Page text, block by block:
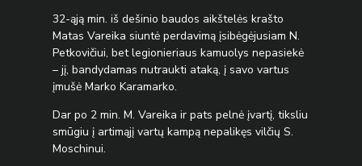
32-ąją min. iš dešinio baudos aikštelės krašto
Matas Vareika siuntė perdavimą įsibėgėjusiam N.
Petkovičiui, bet legionieriaus kamuolys nepasiekė
– jį, bandydamas nutraukti ataką, į savo vartus
įmušė Marko Karamarko.
Dar po 2 min. M. Vareika ir pats pelnė įvartį, tiksliu
smūgiu į artimąjį vartų kampą nepalikęs vilčių S.
Moschinui.